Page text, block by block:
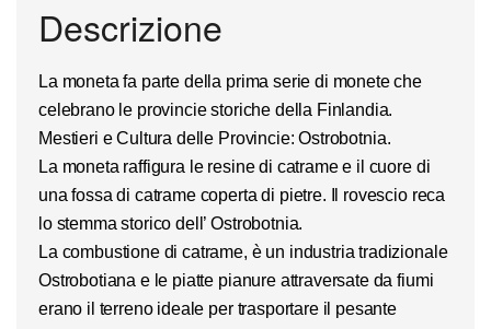
Descrizione
La moneta fa parte della prima serie di monete che
celebrano le provincie storiche della Finlandia.
Mestieri e Cultura delle Provincie:Ostrobotnia.
La moneta raffigura le resine di catrame e il cuore di
una fossa di catrame coperta di pietre. Il rovescio reca
lo stemma storico dell’Ostrobotnia.
La combustione dicatrame, è un industria tradizionale
Ostrobotiana e le piatte pianure attraversate da fiumi
erano il terreno ideale per trasportare il pesante